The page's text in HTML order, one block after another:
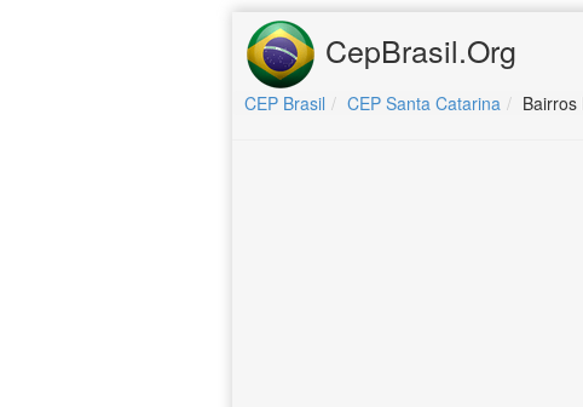
CepBrasil.Org
CEP Brasil CEP Santa Catarina Bairros